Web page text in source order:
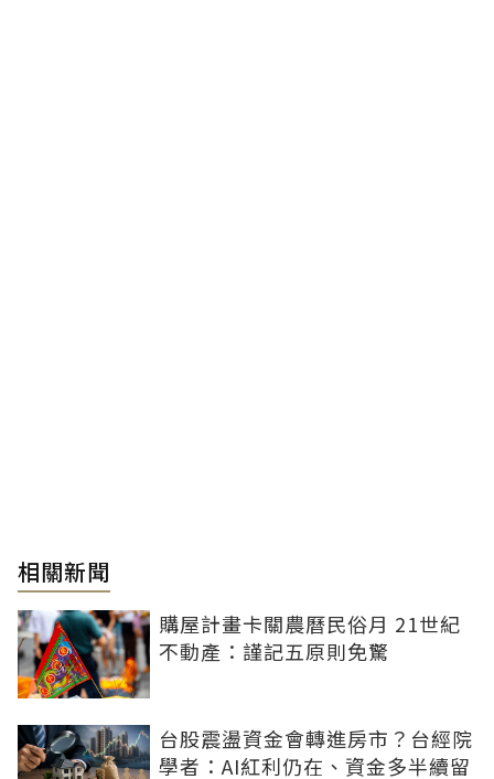
相關新聞
購屋計畫卡關農曆民俗月 21世紀
不動產：謹記五原則免驚
台股震盪資金會轉進房市？台經院
學者：AI紅利仍在、資金多半續留